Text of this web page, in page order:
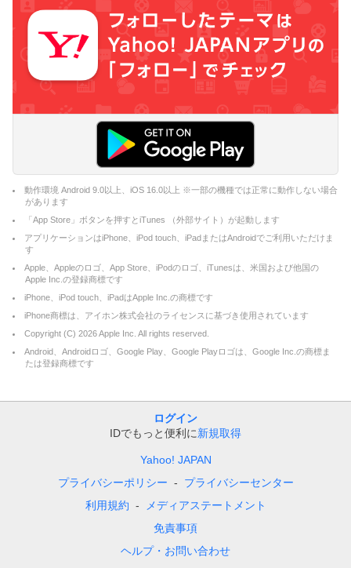
動作環境 Android 9.0以上、iOS 16.0以上 ※一部の機種では正常に動作しない場合
があります
「App Store」ボタンを押すとiTunes （外部サイト）が起動します
アプリケーションはiPhone、iPod touch、iPadまたはAndroidでご利用いただけま
す
Apple、Appleのロゴ、App Store、iPodのロゴ、iTunesは、米国および他国の
Apple Inc.の登録商標です
iPhone、iPod touch、iPadはApple Inc.の商標です
iPhone商標は、アイホン株式会社のライセンスに基づき使用されています
Copyright (C) 2026Apple Inc. All rights reserved.
Android、Androidロゴ、Google Play、Google Playロゴは、Google Inc.の商標ま
たは登録商標です
ログイン
IDでもっと便利に新規取得
Yahoo! JAPAN
プライバシーポリシー
プライバシーセンター
利用規約
メディアステートメント
免責事項
ヘルプ・お問い合わせ